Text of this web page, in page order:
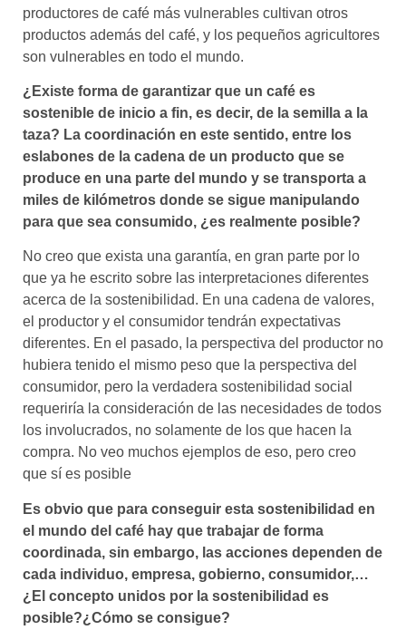
productores de café más vulnerables cultivan otros
productos además del café, y los pequeños agricultores
son vulnerables en todo el mundo.
¿Existe forma de garantizar que un café es
sostenible de inicio a fin, es decir, de la semilla a la
taza? La coordinación en este sentido, entre los
eslabones de la cadena de un producto que se
produce en una parte del mundo y se transporta a
miles de kilómetros donde se sigue manipulando
para que sea consumido, ¿es realmente posible?
No creo que exista una garantía, en gran parte por lo
que ya he escrito sobre las interpretaciones diferentes
acerca de la sostenibilidad. En una cadena de valores,
el productor y el consumidor tendrán expectativas
diferentes. En el pasado, la perspectiva del productor no
hubiera tenido el mismo peso que la perspectiva del
consumidor, pero la verdadera sostenibilidad social
requeriría la consideración de las necesidades de todos
los involucrados, no solamente de los que hacen la
compra. No veo muchos ejemplos de eso, pero creo
que sí es posible
Es obvio que para conseguir esta sostenibilidad en
el mundo del café hay que trabajar de forma
coordinada, sin embargo, las acciones dependen de
cada individuo, empresa, gobierno, consumidor,…
¿El concepto unidos por la sostenibilidad es
posible?¿Cómo se consigue?​